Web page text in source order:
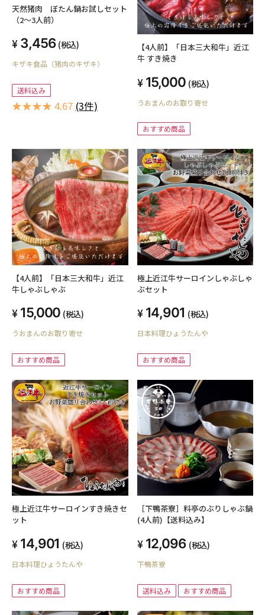
天然猪肉 ぼたん鍋お試しセット
（2～3人前）
3,456 (税込)
キザキ食品（猪肉のキザキ）
送料込み
★★★★ 4.67 (3件)
【4人前】「日本三大和牛」近江
牛 すき焼き
15,000 (税込)
うおまんのお取り寄せ
おすすめ商品
【4人前】「日本三大和牛」近江
牛しゃぶしゃぶ
15,000 (税込)
うおまんのお取り寄せ
おすすめ商品
極上近江牛サーロインしゃぶしゃ
ぶセット
14,901 (税込)
日本料理ひょうたんや
おすすめ商品
極上近江牛サーロインすき焼きセ
ット
14,901 (税込)
日本料理ひょうたんや
おすすめ商品
［下鴨茶寮］料亭のぶりしゃぶ鍋
(4人前)【送料込み】
12,096 (税込)
下鴨茶寮
送料込み おすすめ商品